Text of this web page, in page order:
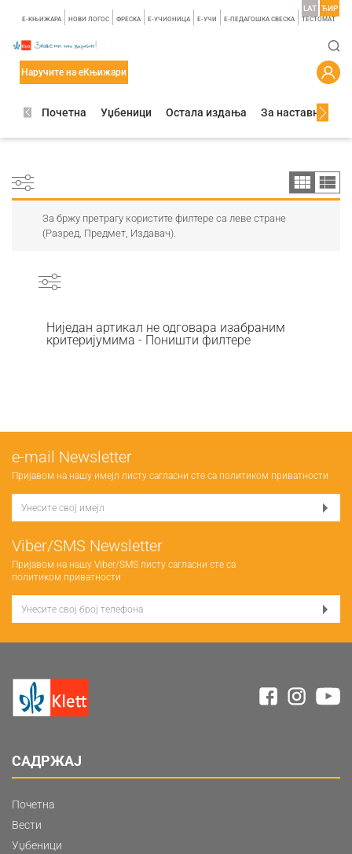
E-КЊИЖАРА НОВИ ЛОГОС ФРЕСКА E-УЧИОНИЦА E-УЧИ Е-ПЕДАГОШКА СВЕСКА TЕСТОМАТ
LAT ЋИР
Наручите на еКњижари
Почетна Уџбеници Остала издања За наставнике
За бржу претрагу користите филтере са леве стране
(Разред, Предмет, Издавач).
Ниједан артикал не одговара изабраним
критеријумима - Поништи филтере
е-mail Newsletter
Пријавом на нашу имејл листу сагласни сте са политиком приватности
Viber/SMS Newsletter
Пријавом на нашу Viber/SMS листу сагласни сте са
политиком приватности
САДРЖАЈ
Почетна
Вести
Уџбеници